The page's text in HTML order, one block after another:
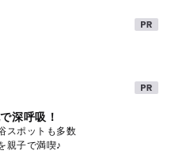
深呼吸！
スポットも多数
親子で満喫♪